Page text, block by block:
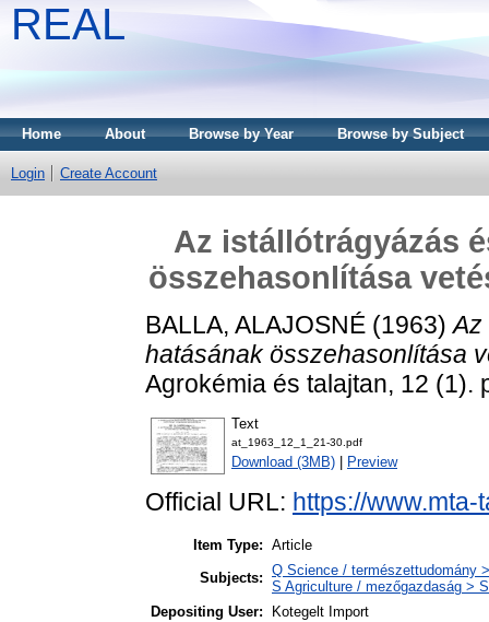
REAL
Home About Browse by Year Browse by Subject
Login Create Account
Az istállótrágyázás
összehasonlítása
BALLA, ALAJOSNÉ (1963)Az
hatásának összehasonlítása
Agrokémia és talajtan, 12 (1).
Text
at_1963_12_1_21-30.pdf
Download (3MB) Preview
Official URL: https://www.mta-
Item Type: Article
Subjects: Q Science / természettudomány
S Agriculture / mezőgazdaság >
Depositing User:
Kotegelt Import